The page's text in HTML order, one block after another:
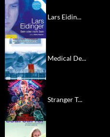
Lars Eidin...
Medical De...
Stranger T...